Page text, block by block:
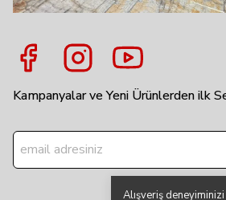
Alışveriş
Kampanyalar ve Yeni Ürünlerden ilk